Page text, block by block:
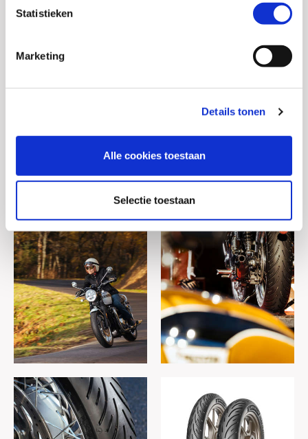
Statistieken
Marketing
Details tonen
Alle cookies toestaan
Selectie toestaan